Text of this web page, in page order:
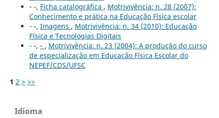
- -, Ficha catalográfica , Motrivivência: n. 28 (2007):
Conhecimento e prática na Educação Física escolar
- -, Imagens , Motrivivência: n. 34 (2010): Educação
Física e Tecnologias Digitais
- -, - , Motrivivência: n. 23 (2004): A produção do curso
de especialização em Educação Física Escolar do
NEPEF/CDS/UFSC
1 2 > >>
Idioma